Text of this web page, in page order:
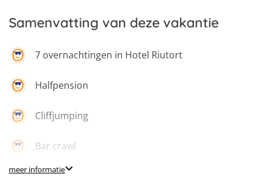
Samenvatting van deze vakantie
7 overnachtingen in Hotel Riutort
Halfpension
Cliffjumping
Bar crawl
Vliegreis inbegrepen
meer informatie